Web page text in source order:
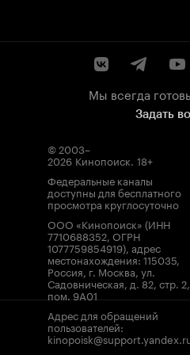
Мы всегда
Задать
© 2003–
2026 Кинопоиск. 18+
Федеральные каналы
доступны для бесплатного
просмотра круглосуточно
ООО «Кинопоиск» (ИНН
7710688352, ОГРН
1077759854919), адрес
местонахождения: 115035,
Россия, г. Москва, ул.
Садовническая, д. 82, стр. 2,
пом. 9А01
Адрес для обращений
пользователей: